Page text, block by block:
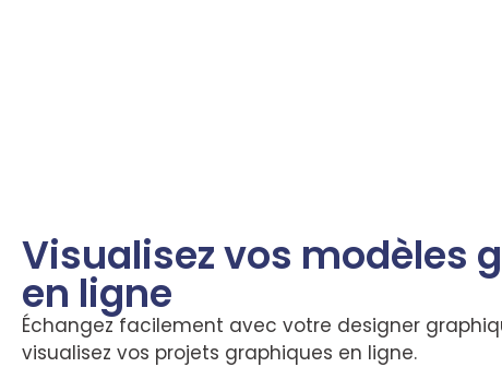
Visualisez vos modèles
en ligne
Échangez facilement avec votre designer
visualisez vos projets graphiques en ligne.